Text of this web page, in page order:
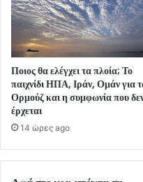
Ποιος θα ελέγχει τα πλοία; Το
παιχνίδι ΗΠΑ, Ιράν, Ομάν για
Ορμούζ και η συμφωνία που
έρχεται
14 ώρες ago